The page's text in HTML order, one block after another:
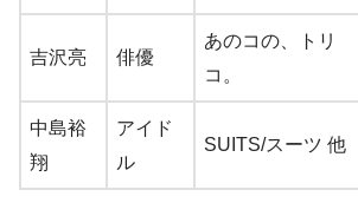
吉沢亮 俳優
あのコの、トリ
コ。
中島裕
翔
アイド
ル
SUITS/スーツ 他